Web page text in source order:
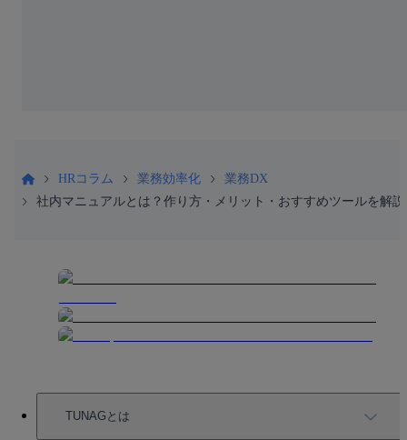
HRコラム 業務効率化
業務DX
社内マニュアルとは？作り方・メリット・おすすめツールを解説
TUNAGとは